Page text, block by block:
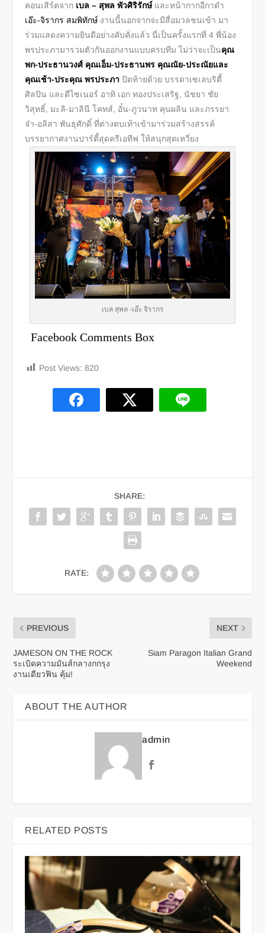
คอนเสิร์ตจาก เบล – สุพล พัวศิริรักษ์และหน้ากากอีกาดำ
เอ๊ะ-จิรากร สมพิทักษ์ งานนี้นอกจากจะมีสื่อมวลชนเข้า มา
ร่วมแสดงความยินดีอย่างคับคั่งแล้ว นี่เป็นครั้งแรกที่ 4 พี่น้อง
พรประภามารวมตัวกันออกงานแบบครบทีม ไม่ว่าจะเป็นคุณ
พก-ประธานวงศ์ คุณเอ็ม-ประธานพร คุณณัย-ประณัยและ
คุณเช้า-ประคุณ พรประภา ปิดท้ายด้วย บรรดาเซเลบริตี้
ศิลปิน และดีไซเนอร์ อาทิ เอก ทองประเสริฐ, นัชยา ชัย
วิสุทธิ์, มะลิ-มาลินี โคทส์, อั๋น-ภูวนาท คุนผลิน และภรรยา
จ๋า-อลิสา พันธุศักดิ์ ที่ต่างตบเท้าเข้ามาร่วมสร้างสรรค์
บรรยากาศงานปาร์ตี้สุดครีเอทีฟ ให้สนุกสุดเหวี่ยง
เบล สุพล -เอ๊ะ จิรากร
Facebook Comments Box
Post Views: 820
SHARE:
RATE:
PREVIOUS
JAMESON ON THE ROCK
ระเบิดความมันส์กลางกกรุง
งานเดียวฟิน คุ้ม!
NEXT
Siam Paragon Italian Grand
Weekend
ABOUT THE AUTHOR
admin
RELATED POSTS